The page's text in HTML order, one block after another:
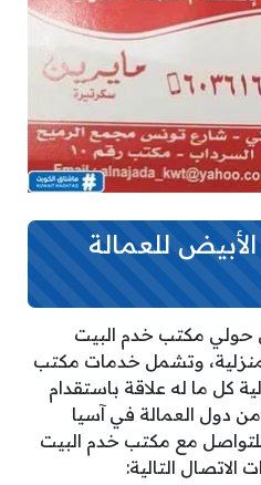
للعمالة
مكتب خدم البيت
وتشمل خدمات مكتب
كل ما له علاقة باستقدام
من دول العمالة في آسيا
مع مكتب خدم البيت
التالية: